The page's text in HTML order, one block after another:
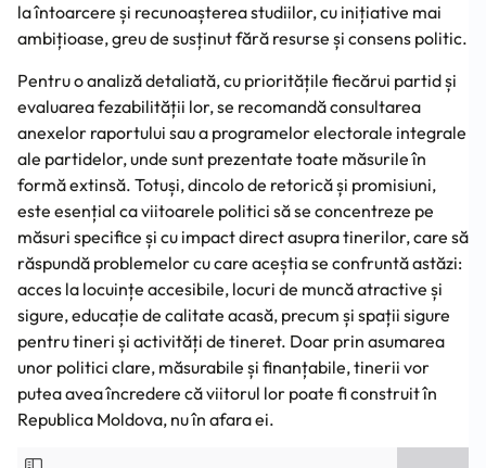
la întoarcere și recunoașterea studiilor, cu inițiative mai
ambițioase, greu de susținut fără resurse și consens politic.
Pentru o analiză detaliată, cu prioritățile fiecărui partid și
evaluarea fezabilității lor, se recomandă consultarea
anexelor raportului sau a programelor electorale integrale
ale partidelor, unde sunt prezentate toate măsurile în
formă extinsă. Totuși, dincolo de retorică și promisiuni,
este esențial ca viitoarele politici să se concentreze pe
măsuri specifice și cu impact direct asupra tinerilor, care să
răspundă problemelor cu care aceștia se confruntă astăzi:
acces la locuințe accesibile, locuri de muncă atractive și
sigure, educație de calitate acasă, precum și spații sigure
pentru tineri și activități de tineret. Doar prin asumarea
unor politici clare, măsurabile și finanțabile, tinerii vor
putea avea încredere că viitorul lor poate fi construit în
Republica Moldova, nu în afara ei.